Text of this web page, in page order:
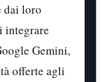
dai loro
integrare
Gemini,
offerte agli